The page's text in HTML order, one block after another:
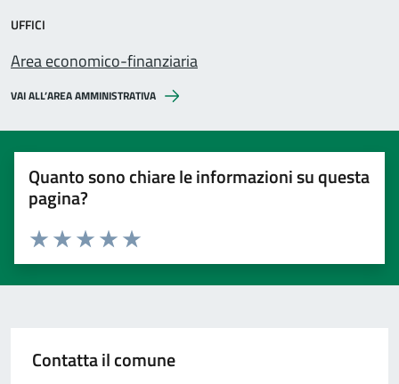
UFFICI
Area economico-finanziaria
VAI ALL’AREA AMMINISTRATIVA
Quanto sono chiare le informazioni su questa
pagina?
Valuta 5 stelle su 5
Valuta 4 stelle su 5
Valuta 3 stelle su 5
Valuta 2 stelle su 5
Valuta 1 stelle su 5
Contatta il comune